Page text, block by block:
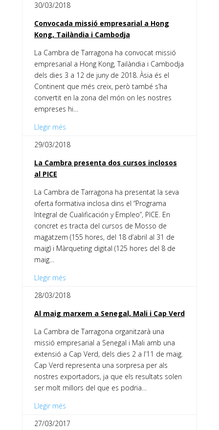
30/03/2018
Convocada missió empresarial a Hong
Kong, Tailàndia i Cambodja
La Cambra de Tarragona ha convocat missió
empresarial a Hong Kong, Tailàndia i Cambodja
dels dies 3 a 12 de juny de 2018. Àsia és el
Continent que més creix, però també s’ha
convertit en la zona del món on les nostres
empreses hi…
Llegir més
29/03/2018
La Cambra presenta dos cursos inclosos
al PICE
La Cambra de Tarragona ha presentat la seva
oferta formativa inclosa dins el “Programa
Integral de Cualificación y Empleo”, PICE. En
concret es tracta del cursos de Mosso de
magatzem (155 hores, del 18 d’abril al 31 de
maig) i Màrqueting digital (125 hores del 8 de
maig…
Llegir més
28/03/2018
Al maig marxem a Senegal, Mali i Cap Verd
La Cambra de Tarragona organitzarà una
missió empresarial a Senegal i Mali amb una
extensió a Cap Verd, dels dies 2 a l’11 de maig.
Cap Verd representa una sorpresa per als
nostres exportadors, ja que els resultats solen
ser molt millors del que es podria…
Llegir més
27/03/2017